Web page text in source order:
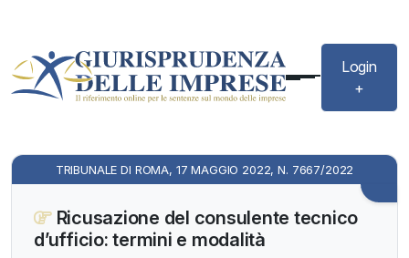
Login
+
TRIBUNALE DI ROMA, 17 MAGGIO 2022, N. 7667/2022
Ricusazione del consulente tecnico
d’ufficio: termini e modalità